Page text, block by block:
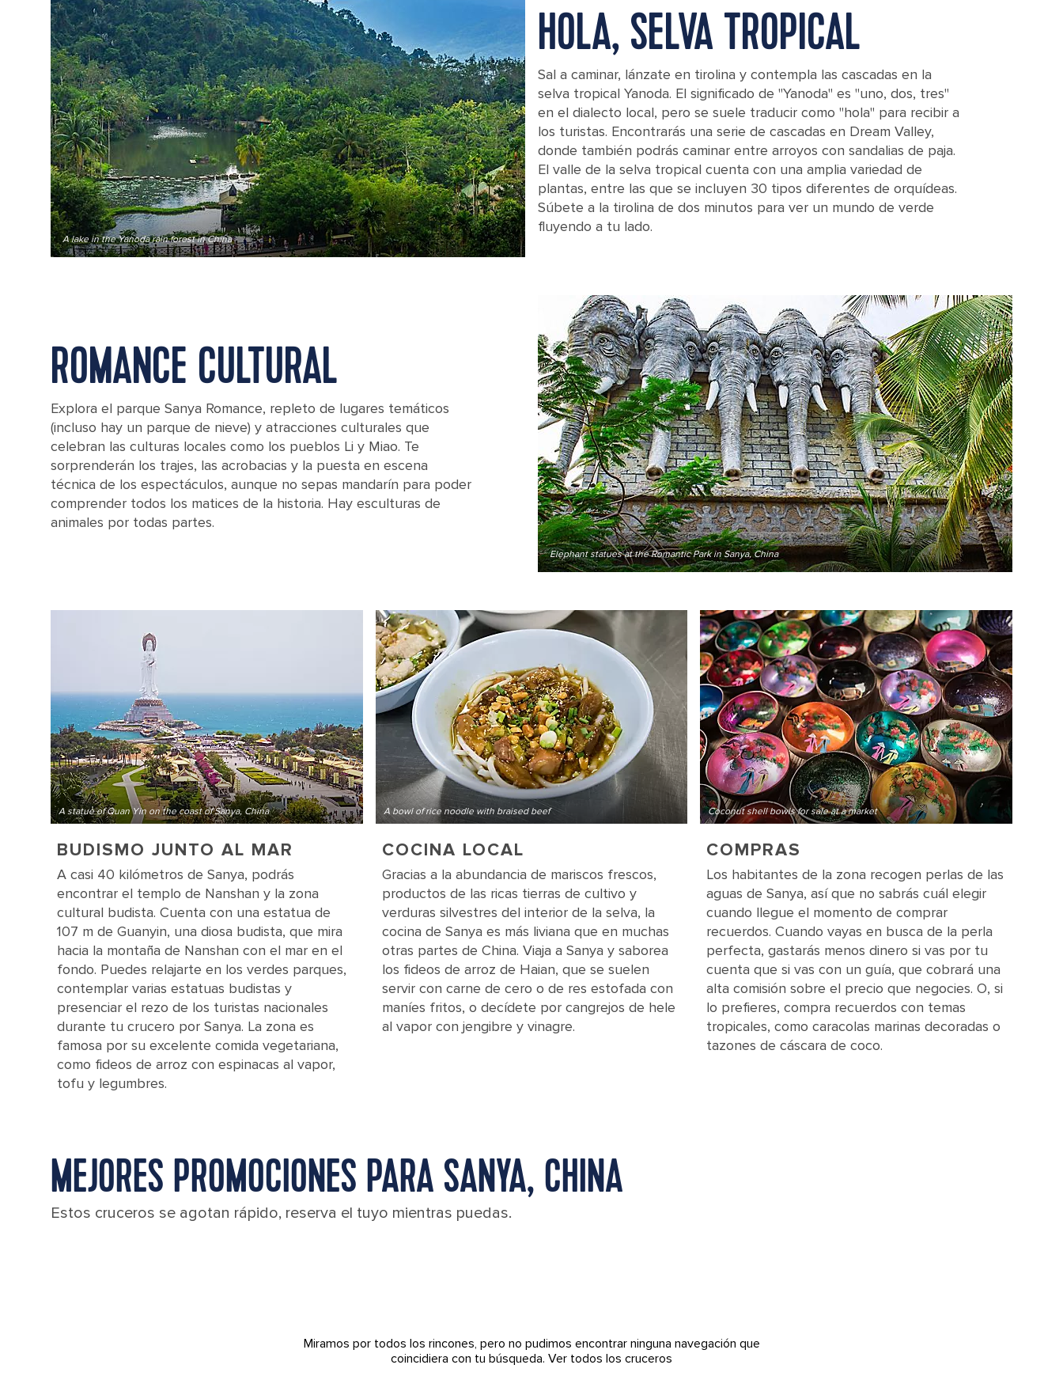
A lake in the Yanoda rain forest in China
HOLA, SELVA TROPICAL
Sal a caminar, lánzate en tirolina y contempla las cascadas en la
selva tropical Yanoda. El significado de "Yanoda" es "uno, dos, tres"
en el dialecto local, pero se suele traducir como "hola" para recibir a
los turistas. Encontrarás una serie de cascadas en Dream Valley,
donde también podrás caminar entre arroyos con sandalias de paja.
El valle de la selva tropical cuenta con una amplia variedad de
plantas, entre las que se incluyen 30 tipos diferentes de orquídeas.
Súbete a la tirolina de dos minutos para ver un mundo de verde
fluyendo a tu lado.
Elephant statues at the Romantic Park in Sanya, China
ROMANCE CULTURAL
Explora el parque Sanya Romance, repleto de lugares temáticos
(incluso hay un parque de nieve) y atracciones culturales que
celebran las culturas locales como los pueblos Li y Miao. Te
sorprenderán los trajes, las acrobacias y la puesta en escena
técnica de los espectáculos, aunque no sepas mandarín para poder
comprender todos los matices de la historia. Hay esculturas de
animales por todas partes.
A statue of Quan Yin on the coast of Sanya, China
BUDISMO JUNTO AL MAR
A casi 40 kilómetros de Sanya, podrás
encontrar el templo de Nanshan y la zona
cultural budista. Cuenta con una estatua de
107 m de Guanyin, una diosa budista, que mira
hacia la montaña de Nanshan con el mar en el
fondo. Puedes relajarte en los verdes parques,
contemplar varias estatuas budistas y
presenciar el rezo de los turistas nacionales
durante tu crucero por Sanya. La zona es
famosa por su excelente comida vegetariana,
como fideos de arroz con espinacas al vapor,
tofu y legumbres.
A bowl of rice noodle with braised beef
COCINA LOCAL
Gracias a la abundancia de mariscos frescos,
productos de las ricas tierras de cultivo y
verduras silvestres del interior de la selva, la
cocina de Sanya es más liviana que en muchas
otras partes de China. Viaja a Sanya y saborea
los fideos de arroz de Haian, que se suelen
servir con carne de cero o de res estofada con
maníes fritos, o decídete por cangrejos de hele
al vapor con jengibre y vinagre.
Coconut shell bowls for sale at a market
COMPRAS
Los habitantes de la zona recogen perlas de las
aguas de Sanya, así que no sabrás cuál elegir
cuando llegue el momento de comprar
recuerdos. Cuando vayas en busca de la perla
perfecta, gastarás menos dinero si vas por tu
cuenta que si vas con un guía, que cobrará una
alta comisión sobre el precio que negocies. O, si
lo prefieres, compra recuerdos con temas
tropicales, como caracolas marinas decoradas o
tazones de cáscara de coco.
MEJORES PROMOCIONES PARA SANYA, CHINA
Estos cruceros se agotan rápido, reserva el tuyo mientras puedas.
Miramos por todos los rincones, pero no pudimos encontrar ninguna navegación que
coincidiera con tu búsqueda. Ver todos los cruceros